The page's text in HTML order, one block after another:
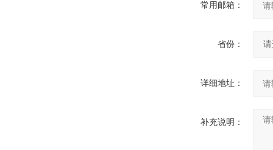
常用邮箱：
省份：
详细地址：
补充说明：